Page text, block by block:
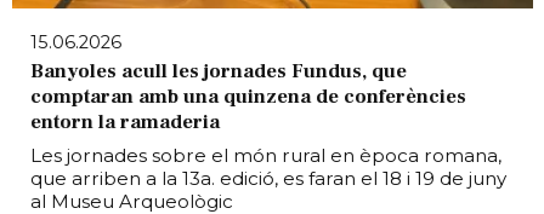
15.06.2026
Banyoles acull les jornades Fundus, que
comptaran amb una quinzena de conferències
entorn la ramaderia
Les jornades sobre el món rural en època romana,
que arriben a la 13a. edició, es faran el 18 i 19 de juny
al Museu Arqueològic